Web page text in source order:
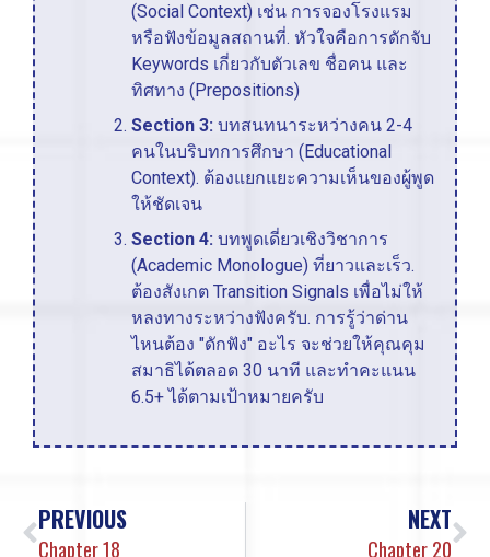
(Social Context) เช่น การจองโรงแรม
หรือฟังข้อมูลสถานที่. หัวใจคือการดักจับ
Keywords เกี่ยวกับตัวเลข ชื่อคน และ
ทิศทาง (Prepositions)
Section 3: บทสนทนาระหว่างคน 2-4
คนในบริบทการศึกษา (Educational
Context). ต้องแยกแยะความเห็นของผู้พูด
ให้ชัดเจน
Section 4: บทพูดเดี่ยวเชิงวิชาการ
(Academic Monologue) ที่ยาวและเร็ว.
ต้องสังเกต Transition Signals เพื่อไม่ให้
หลงทางระหว่างฟังครับ. การรู้ว่าด่าน
ไหนต้อง "ดักฟัง" อะไร จะช่วยให้คุณคุม
สมาธิได้ตลอด 30 นาที และทำคะแนน
6.5+ ได้ตามเป้าหมายครับ
PREVIOUS
Chapter 18
NEXT
Chapter 20